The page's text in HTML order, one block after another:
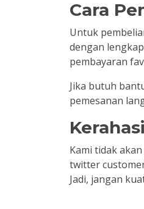
Cara
Untuk
dengan
pembayaran
Jika butuh
pemesanan
Kami tidak
twitter
Jadi, jangan